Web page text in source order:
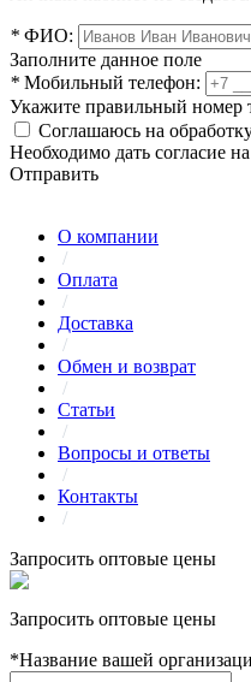
* ФИО:
Заполните данное поле
* Мобильный телефон:
Укажите правильный номер
Соглашаюсь на
Необходимо дать согласие
Отправить
О компании
/
Оплата
/
Доставка
/
Обмен и возврат
/
Статьи
/
Вопросы и ответы
/
Контакты
/
Запросить оптовые цены
Запросить оптовые цены
*Название вашей